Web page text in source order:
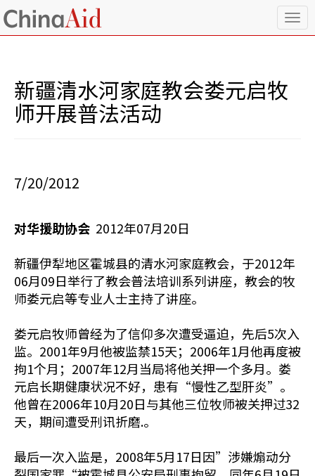
T
o
新疆清水河家庭教会娄元启牧
师开展普法活动
7/20/2012
对华援助协会 2012年07月20日
新疆伊犁地区霍城县的清水河家庭教会，于2012年
06月09日举行了教会普法培训系列讲座，教会的牧
师娄元启等专业人士主持了讲座。
娄元启牧师曾经为了信仰多次遭受逼迫，先后5次入
监。2001年9月他被监禁15天；2006年1月他再度被
拘1个月；2007年12月当局将他关押一个多月。娄
元启长期健康状况不好，患有“慢性乙型肝炎”。
他曾在2006年10月20日与其他三位牧师被关押过32
天，期间遭受刑讯折磨.。
最后一次入监是，2008年5月17日因”涉嫌煽动分